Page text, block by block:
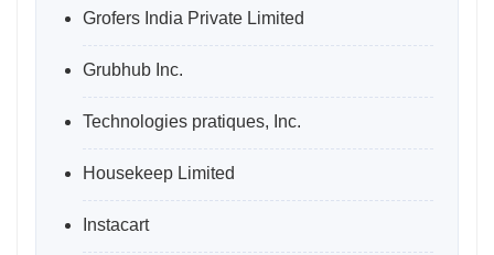
Grofers India Private Limited
Grubhub Inc.
Technologies pratiques, Inc.
Housekeep Limited
Instacart